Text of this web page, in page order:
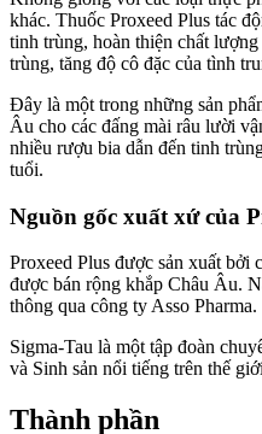
khác. Thuốc Proxeed Plus tác
tinh trùng, hoàn thiện chất
trùng, tăng độ cô đặc của tình
Đây là một trong những sản
Âu cho các đấng mài râu lười
nhiều rượu bia dẫn đến tinh
tuổi.
Nguồn gốc xuất xứ của
Proxeed Plus được sản xuất bởi
được bán rộng khắp Châu Âu.
thông qua công ty Asso Pharma.
Sigma-Tau là một tập đoàn
và Sinh sản nổi tiếng trên thế
Thành phần